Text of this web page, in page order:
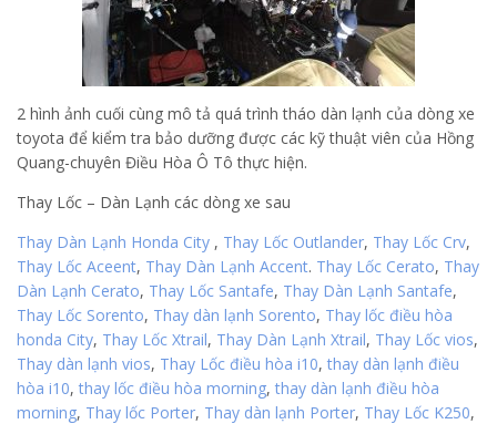
2 hình ảnh cuối cùng mô tả quá trình tháo dàn lạnh của dòng xe
toyota để kiểm tra bảo dưỡng được các kỹ thuật viên của Hồng
Quang-chuyên Điều Hòa Ô Tô thực hiện.
Thay Lốc – Dàn Lạnh các dòng xe sau
Thay Dàn Lạnh Honda City , Thay Lốc Outlander, Thay Lốc Crv,
Thay Lốc Aceent, Thay Dàn Lạnh Accent. Thay Lốc Cerato, Thay
Dàn Lạnh Cerato, Thay Lốc Santafe, Thay Dàn Lạnh Santafe,
Thay Lốc Sorento, Thay dàn lạnh Sorento, Thay lốc điều hòa
honda City, Thay Lốc Xtrail, Thay Dàn Lạnh Xtrail, Thay Lốc vios,
Thay dàn lạnh vios, Thay Lốc điều hòa i10, thay dàn lạnh điều
hòa i10, thay lốc điều hòa morning, thay dàn lạnh điều hòa
morning, Thay lốc Porter, Thay dàn lạnh Porter, Thay Lốc K250,